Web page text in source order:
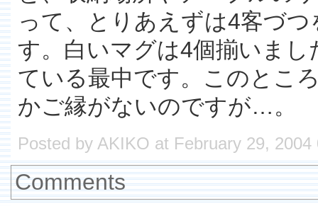
って、とりあえずは4客づ
す。白いマグは4個揃いま
ている最中です。このとこ
かご縁がないのですが…。
Posted by AKIKO at February 29,
Comments